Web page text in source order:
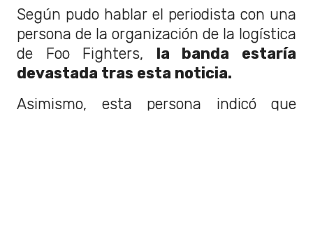
Según pudo hablar el periodista con una
persona de la organización de la logística
de Foo Fighters, la banda estaría
devastada tras esta noticia.
Asimismo, esta persona indicó que